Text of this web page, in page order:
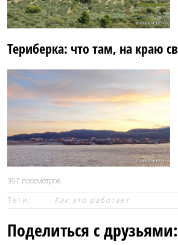
Териберка: что там, на краю
397 просмотров.
Теги:
Как это работает
Поделиться с друзьями: